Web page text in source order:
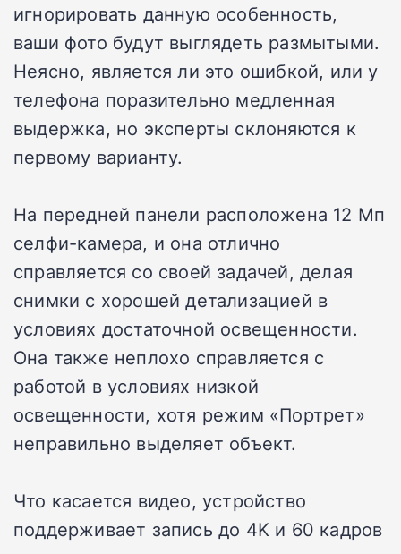
игнорировать данную особенность,
ваши фото будут выглядеть размытыми.
Неясно, является ли это ошибкой, или у
телефона поразительно медленная
выдержка, но эксперты склоняются к
первому варианту.
На передней панели расположена 12 Мп
селфи-камера, и она отлично
справляется со своей задачей, делая
снимки с хорошей детализацией в
условиях достаточной освещенности.
Она также неплохо справляется с
работой в условиях низкой
освещенности, хотя режим «Портрет»
неправильно выделяет объект.
Что касается видео, устройство
поддерживает запись до 4K и 60 кадров